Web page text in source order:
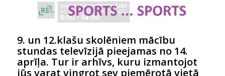
9. un 12.klašu skolēniem mācību
stundas televīzijā pieejamas no 14.
aprīļa. Tur ir arhīvs, kuru izmantojot
jūs varat vingrot sev piemērotā vietā